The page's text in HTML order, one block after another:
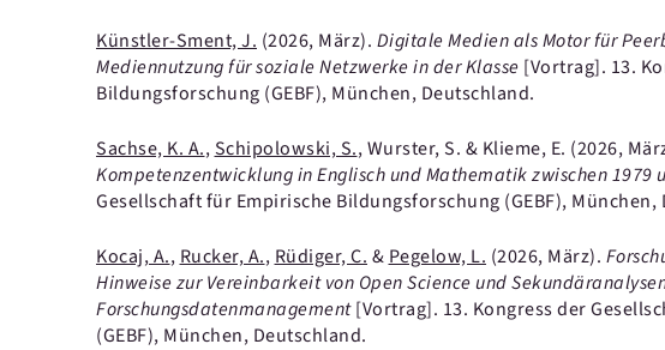
Künstler-Sment, J. (2026, März). Digitale Medien als Motor für
Mediennutzung für soziale Netzwerke in der Klasse [Vortrag]. 13.
Bildungsforschung (GEBF), München, Deutschland.
Sachse, K. A.,Schipolowski, S., Wurster, S. & Klieme, E. (2026,
Kompetenzentwicklung in Englisch und Mathematik zwischen 1979
Gesellschaft für Empirische Bildungsforschung (GEBF), München,
Kocaj, A., Rucker, A., Rüdiger, C. & Pegelow, L. (2026, März).
Hinweise zur Vereinbarkeit von Open Science und
Forschungsdatenmanagement[Vortrag]. 13. Kongress der
(GEBF), München, Deutschland.